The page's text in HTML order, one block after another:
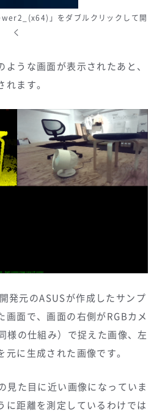
」をダブルクリックして開
く
うな画面が表示されたあと、
ます。
発元のASUSが作成したサンプ
画面で、画面の右側がRGBカメ
様の仕組み）で捉えた画像、左
に生成された画像です。
見た目に近い画像になっていま
に距離を測定しているわけでは